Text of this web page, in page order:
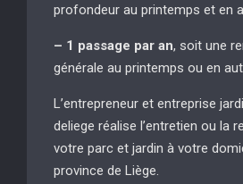
profondeur au printemps et en
– 1 passage par an, soit une
générale au printemps ou en
L’entrepreneur et entreprise
deliege réalise l’entretien ou la
votre parc et jardin à votre
province de Liège.